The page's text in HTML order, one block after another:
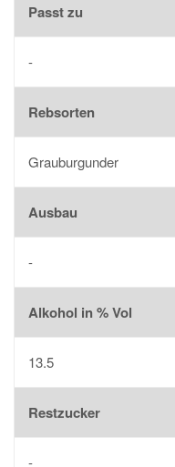
Passt zu
-
Rebsorten
Grauburgunder
Ausbau
-
Alkohol in % Vol
13.5
Restzucker
-